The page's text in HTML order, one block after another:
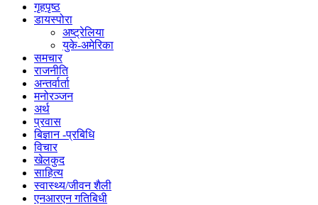
गृहपृष्ठ
डायस्पोरा
अष्ट्रेलिया
युके-अमेरिका
समचार
राजनीति
अन्तर्वार्ता
मनोरञ्जन
अर्थ
प्रवास
बिज्ञान -प्रबिधि
विचार
खेलकुद
साहित्य
स्वास्थ्य/जीवन शैली
एनआरएन गतिबिधी